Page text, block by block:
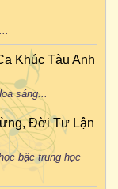
Khúc Tàu Anh
sáng...
Đời Tư Lận
bậc trung học